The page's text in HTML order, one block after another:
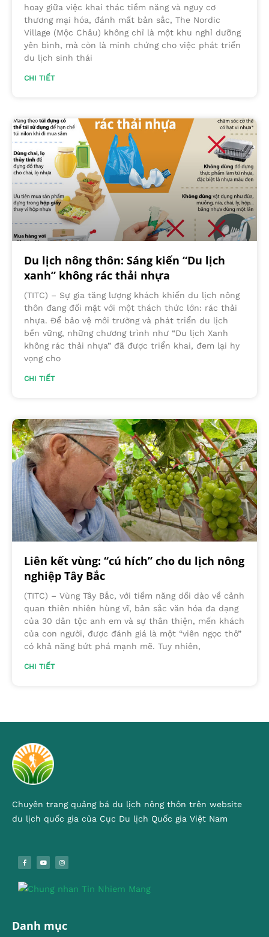
hoay giữa việc khai thác tiềm năng và nguy cơ
thương mại hóa, đánh mất bản sắc, The Nordic
Village (Mộc Châu) không chỉ là một khu nghỉ dưỡng
yên bình, mà còn là minh chứng cho việc phát triển
du lịch sinh thái
CHI TIẾT
Du lịch nông thôn: Sáng kiến “Du lịch
xanh” không rác thải nhựa
(TITC) – Sự gia tăng lượng khách khiến du lịch nông
thôn đang đối mặt với một thách thức lớn: rác thải
nhựa. Để bảo vệ môi trường và phát triển du lịch
bền vững, những chương trình như “Du lịch Xanh
không rác thải nhựa” đã được triển khai, đem lại hy
vọng cho
CHI TIẾT
Liên kết vùng: “cú hích” cho du lịch nông
nghiệp Tây Bắc
(TITC) – Vùng Tây Bắc, với tiềm năng dồi dào về cảnh
quan thiên nhiên hùng vĩ, bản sắc văn hóa đa dạng
của 30 dân tộc anh em và sự thân thiện, mến khách
của con người, được đánh giá là một “viên ngọc thô”
có khả năng bứt phá mạnh mẽ. Tuy nhiên,
CHI TIẾT
Chuyên trang quảng bá du lịch nông thôn trên website
du lịch quốc gia của Cục Du lịch Quốc gia Việt Nam
Danh mục